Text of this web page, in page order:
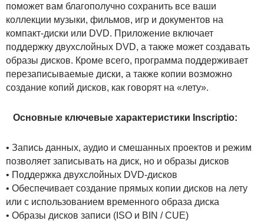
поможет вам благополучно сохранить все ваши
коллекции музыки, фильмов, игр и документов на
компакт-диски или DVD. Приложение включает
поддержку двухслойных DVD, а также может создавать
образы дисков. Кроме всего, программа поддерживает
перезаписываемые диски, а также копии возможно
создание копий дисков, как говорят на «лету».
Основные ключевые характеристики Inscriptio:
• Запись данных, аудио и смешанных проектов и режим
позволяет записывать на диск, но и образы дисков
• Поддержка двухслойных DVD-дисков
• Обеспечивает создание прямых копии дисков на лету
или с использованием временного образа диска
• Образы дисков записи (ISO и BIN / CUE)